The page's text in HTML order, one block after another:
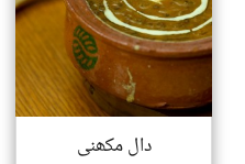
دال مکھنی